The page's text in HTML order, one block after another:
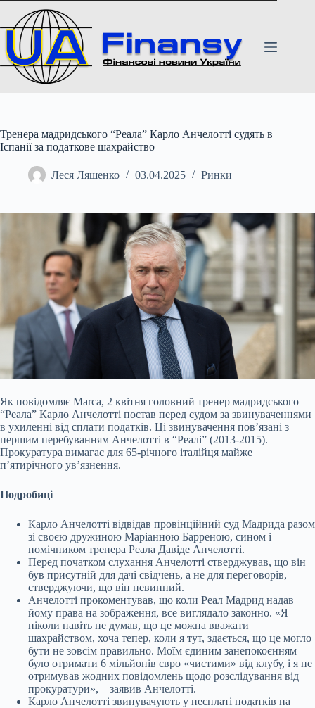
вмісту
Тренера мадридського “Реала” Карло Анчелотті судять в
Іспанії за податкове шахрайство
Леся Ляшенко 03.04.2025 Ринки
Як повідомляє Marca, 2 квітня головний тренер мадридського
“Реала” Карло Анчелотті постав перед судом за звинуваченнями
в ухиленні від сплати податків. Ці звинувачення пов’язані з
першим перебуванням Анчелотті в “Реалі” (2013-2015).
Прокуратура вимагає для 65-річного італійця майже
п’ятирічного ув’язнення.
Подробиці
Карло Анчелотті відвідав провінційний суд Мадрида разом
зі своєю дружиною Маріанною Барреною, сином і
помічником тренера Реала Давіде Анчелотті.
Перед початком слухання Анчелотті стверджував, що він
був присутній для дачі свідчень, а не для переговорів,
стверджуючи, що він невинний.
Анчелотті прокоментував, що коли Реал Мадрид надав
йому права на зображення, все виглядало законно. «Я
ніколи навіть не думав, що це можна вважати
шахрайством, хоча тепер, коли я тут, здається, що це могло
бути не зовсім правильно. Моїм єдиним занепокоєнням
було отримати 6 мільйонів євро «чистими» від клубу, і я не
отримував жодних повідомлень щодо розслідування від
прокуратури», – заявив Анчелотті.
Карло Анчелотті звинувачують у несплаті податків на